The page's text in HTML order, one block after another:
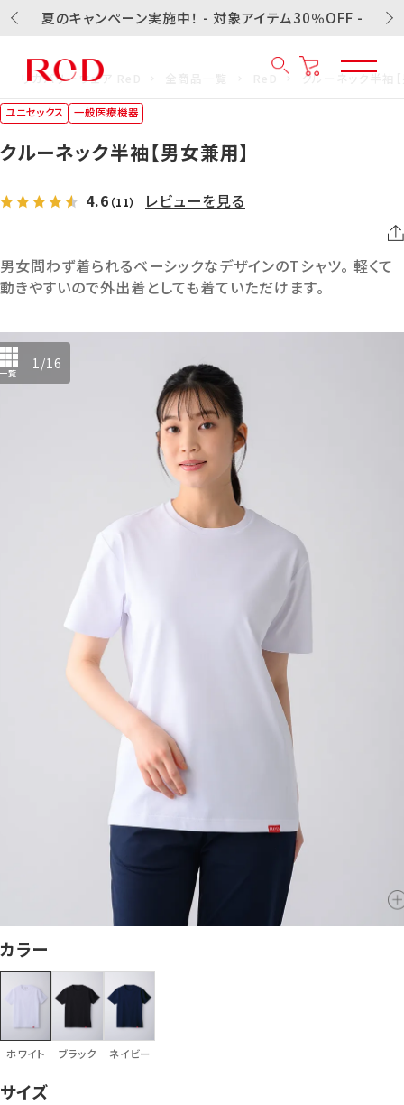
夏のキャンペーン実施中！ - 対象アイテム30％OFF -
リカバリーウェア ReD クルーネック半袖
ユニセックス 一般医療機器
クルーネック半袖【男女兼用】
4.6 （11） レビューを見る
男女問わず着られるベーシックなデザインのTシャツ。 軽くて
動きやすいので外出着としても着ていただけます。
一覧
1/16
カラー
ホワイト ブラック ネイビー
サイズ